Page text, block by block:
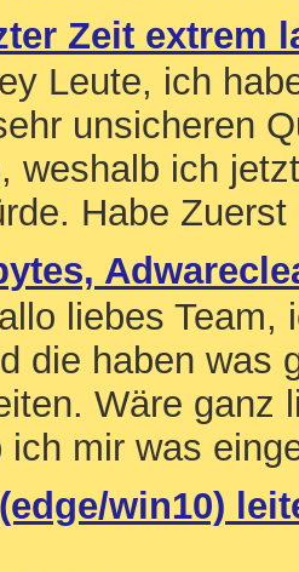
Zeit extrem
Leute, ich
unsicheren
weshalb ich
Habe
liebes Team,
die haben was
Wäre ganz
ich mir was
win10)